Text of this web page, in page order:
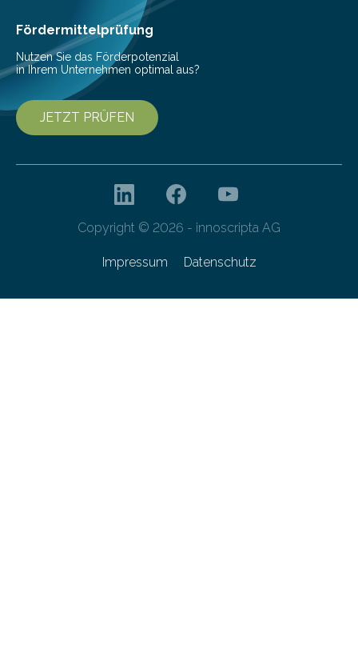
Fördermittelprüfung
Nutzen Sie das Förderpotenzial
in Ihrem Unternehmen optimal aus?
JETZT PRÜFEN
Copyright © 2026 - innoscripta AG
Impressum Datenschutz